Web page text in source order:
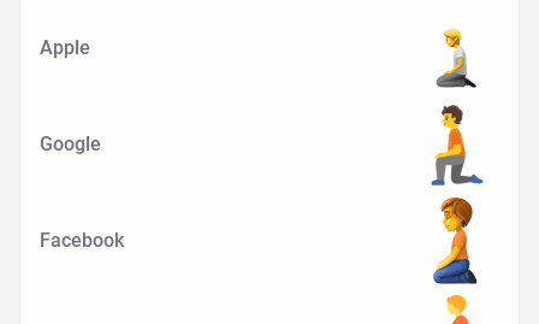
Apple
Google
Facebook